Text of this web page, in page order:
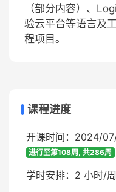
（部分内容）、
验云平台等语言及
程项目。
课程进度
开课时间：2024/
进行至第108周, 共286周
学时安排：2 小时/周